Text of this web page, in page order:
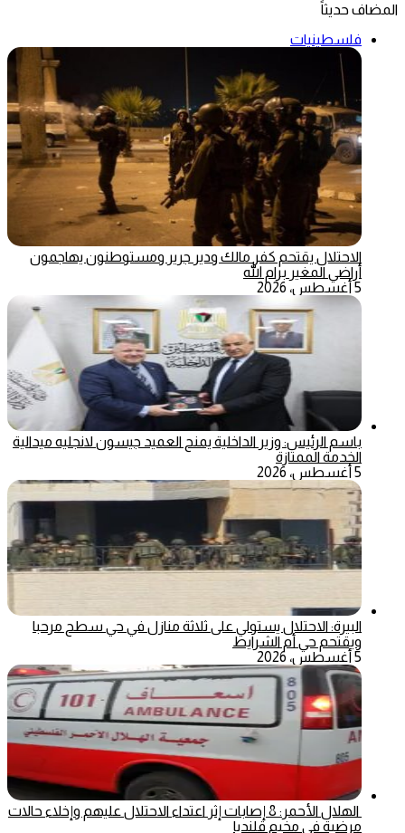
المضاف حديثاً
فلسطينيات
الاحتلال يقتحم كفر مالك ودير جرير ومستوطنون يهاجمون
أراضي المغير برام الله
5 أغسطس، 2026
باسم الرئيس: وزير الداخلية يمنح العميد جيسون لانجليه ميدالية
الخدمة الممتازة
5 أغسطس، 2026
البيرة: الاحتلال يستولي على ثلاثة منازل في حي سطح مرحبا
ويقتحم حي أم الشرايط
5 أغسطس، 2026
الهلال الأحمر: 8 إصابات إثر اعتداء الاحتلال عليهم وإخلاء حالات
مرضية في مخيم قلنديا